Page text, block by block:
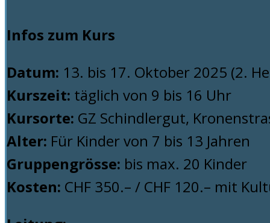
Infos zum Kurs
Datum: 13. bis 17. Oktober 2025 (2.
Kurszeit: täglich von 9 bis 16 Uhr
Kursorte: GZ Schindlergut,
Alter: Für Kinder von 7 bis 13 Jahren
Gruppengrösse: bis max. 20 Kinder
Kosten: CHF 350.– / CHF 120.– mit